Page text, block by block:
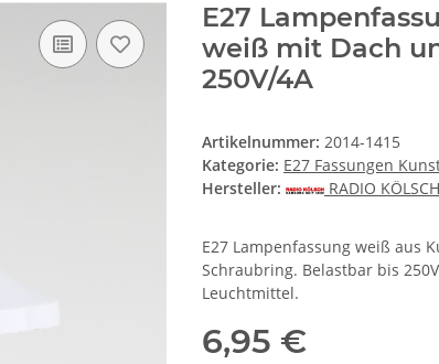
E27
weiß mit Dach
250V/4A
Artikelnummer: 2014-1415
Kategorie: E27 Fassungen
Hersteller:
RADIO
E27 Lampenfassung weiß aus
Schraubring. Belastbar bis
Leuchtmittel.
6,95 €